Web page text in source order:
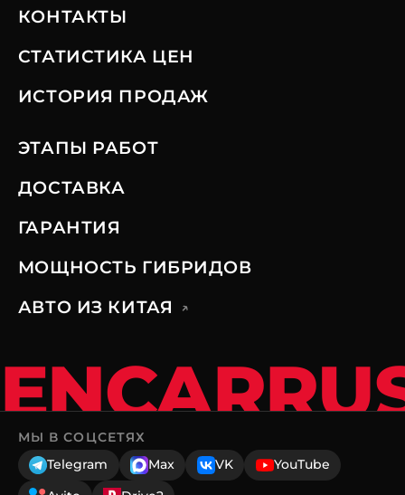
КОНТАКТЫ
СТАТИСТИКА ЦЕН
ИСТОРИЯ ПРОДАЖ
ЭТАПЫ РАБОТ
ДОСТАВКА
ГАРАНТИЯ
МОЩНОСТЬ ГИБРИДОВ
АВТО ИЗ КИТАЯ
↗
МЫ В СОЦСЕТЯХ
Telegram
Max VK YouTube